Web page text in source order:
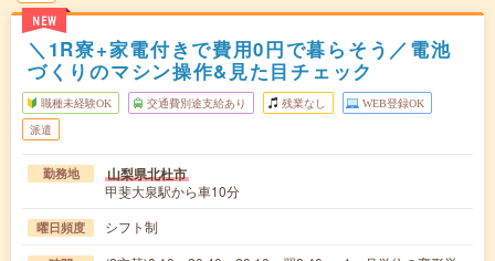
NEW
＼1R寮+家電付きで費用0円で暮らそう／電池
づくりのマシン操作&見た目チェック
職種未経験OK 交通費別途支給あり 残業なし WEB登録OK
派遣
勤務地 山梨県北杜市
甲斐大泉駅から車10分
曜日頻度 シフト制